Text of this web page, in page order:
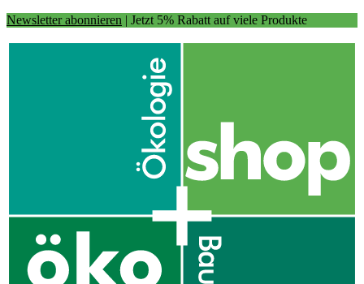
Newsletter abonnieren | Jetzt 5% Rabatt auf viele Produkte